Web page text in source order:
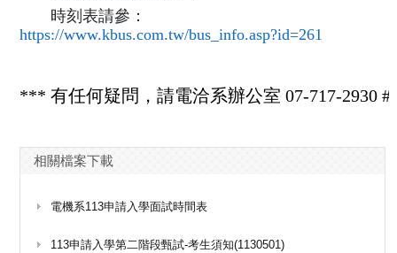
時刻表請參：
https://www.kbus.com.tw/bus_info.asp?id=261
*** 有任何疑問，請電洽系辦公室 07-717-2930
相關檔案下載
電機系113申請入學面試時間表
113申請入學第二階段甄試-考生須知(1130501)